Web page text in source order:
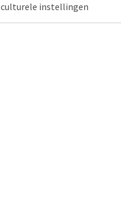
culturele instellingen